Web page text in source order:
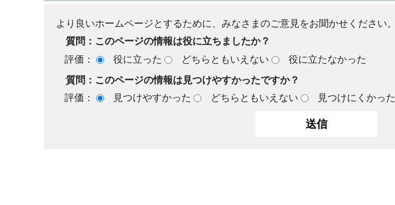
より良いホームページとするために、みなさまのご意見をお聞かせください。
質問：このページの情報は役に立ちましたか？
評価：
役に立った どちらともいえない
役に立たなかった
質問：このページの情報は見つけやすかったですか？
評価：
見つけやすかった どちらともいえない 見つけにくかった